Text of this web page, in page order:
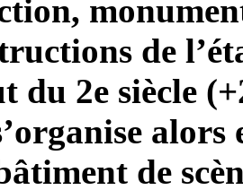
de
du 2e siècle
de